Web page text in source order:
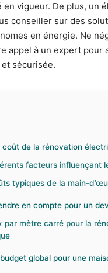
en vigueur. De plus, un
conseiller sur des
en énergie. Ne
appel à un expert pour
sécurisée.
coût de la rénovation
facteurs influençant
typiques de la main-
en compte pour un
par mètre carré pour la
global pour une